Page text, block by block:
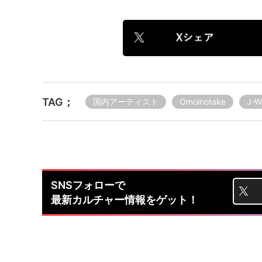
TAG； 国内アーティスト Omoinotake J-
SNSフォローで
最新カルチャー情報をゲット！